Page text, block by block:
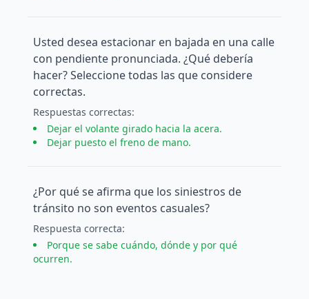
Usted desea estacionar en bajada en una calle
con pendiente pronunciada. ¿Qué debería
hacer? Seleccione todas las que considere
correctas.
Respuestas correctas:
Dejar el volante girado hacia la acera.
Dejar puesto el freno de mano.
¿Por qué se afirma que los siniestros de
tránsito no son eventos casuales?
Respuesta correcta:
Porque se sabe cuándo, dónde y por qué
ocurren.